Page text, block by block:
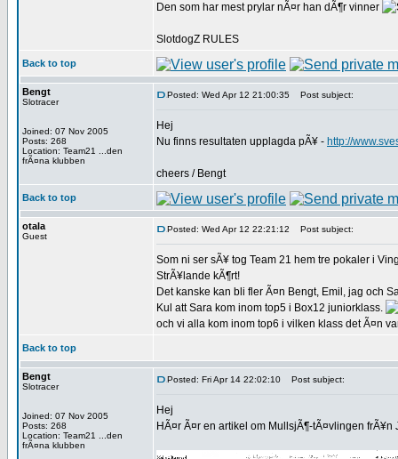
Den som har mest prylar nÃ¤r han dÃ¶r vinner
SlotdogZ RULES
Back to top
Bengt
Slotracer
Joined: 07 Nov 2005
Posts: 268
Location: Team21 ...den
frÃ¤na klubben
Posted: Wed Apr 12 21:00:35 Post subject:
Hej
Nu finns resultaten upplagda pÃ¥ - http://
cheers / Bengt
Back to top
otala
Guest
Posted: Wed Apr 12 22:21:12 Post subject:
Som ni ser sÃ¥ tog Team 21 hem tre pokaler i
StrÃ¥lande kÃ¶rt!
Det kanske kan bli fler Ã¤n Bengt, Emil, jag och
Kul att Sara kom inom top5 i Box12 juniorklass.
och vi alla kom inom top6 i vilken klass det Ã¤n
Back to top
Bengt
Slotracer
Joined: 07 Nov 2005
Posts: 268
Location: Team21 ...den
frÃ¤na klubben
Posted: Fri Apr 14 22:02:10 Post subject:
Hej
HÃ¤r Ã¤r en artikel om MullsjÃ¶-tÃ¤vlingen frÃ¥n